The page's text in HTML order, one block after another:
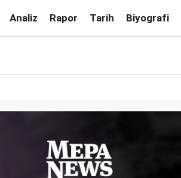
Analiz Rapor Tarih Biyografi